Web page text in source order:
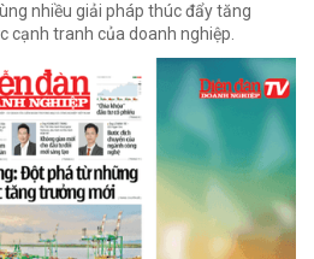
nhiều giải pháp thúc đẩy tăng
cạnh tranh của doanh nghiệp.